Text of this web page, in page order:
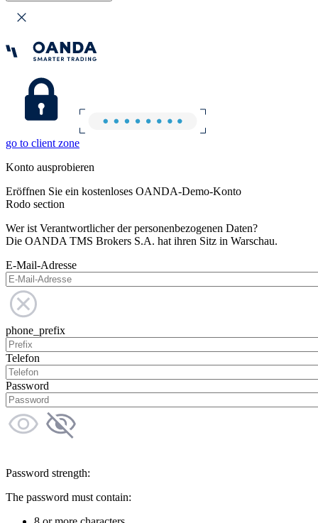
go to client zone
Konto ausprobieren
Eröffnen Sie ein kostenloses OANDA-Demo-Konto
Rodo section
Wer ist Verantwortlicher der personenbezogenen Daten?
Die OANDA TMS Brokers S.A. hat ihren Sitz in Warschau.
E-Mail-Adresse
phone_prefix
Telefon
Password
Password strength:
The password must contain: